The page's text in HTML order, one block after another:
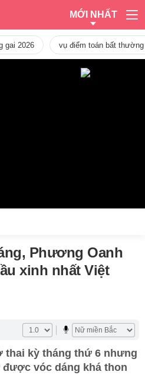
MỚI NHẤT
gai 2026 vụ điểm toán bất
Phương Oanh
xinh nhất Việt
thai kỳ tháng thứ 6 nhưng
vóc dáng khá thon